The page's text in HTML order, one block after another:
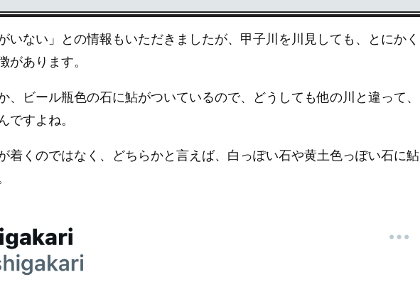
いない」との情報もいただきましたが、甲子川を川見しても、とにかく
があります。
、ビール瓶色の石に鮎がついているので、どうしても他の川と違って、
ですよね。
着くのではなく、どちらかと言えば、白っぽい石や黄土色っぽい石に鮎